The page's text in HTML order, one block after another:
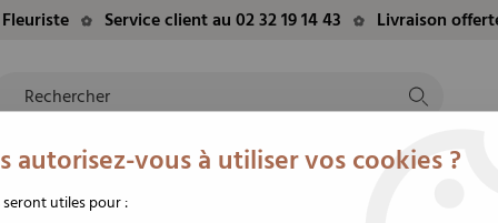
Service client au 02 32 19 14 43 Livraison
EVÈNEMENTS
DU MOMENT
FLEURS/PLANTES DEUIL
autorisez-vous à utiliser vos cookies ?
seront utiles pour :